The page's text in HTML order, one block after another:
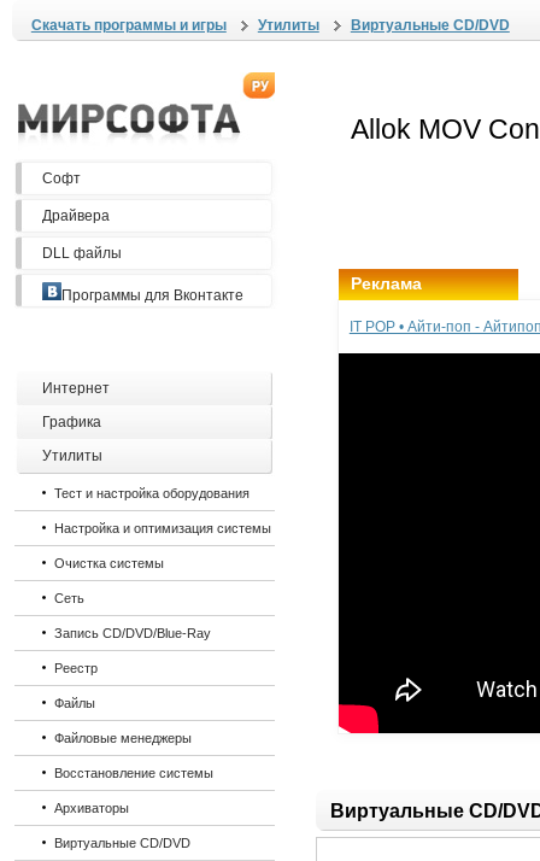
Скачать программы и игры Утилиты Виртуальные CD/DVD
Софт
Драйвера
DLL файлы
Программы для Вконтакте
Интернет
Графика
Утилиты
Тест и настройка оборудования
Настройка и оптимизация системы
Очистка системы
Сеть
Запись CD/DVD/Blue-Ray
Реестр
Файлы
Файловые менеджеры
Восстановление системы
Архиваторы
Виртуальные CD/DVD
Реклама
IT POP • Айти-поп -
Виртуальные CD/